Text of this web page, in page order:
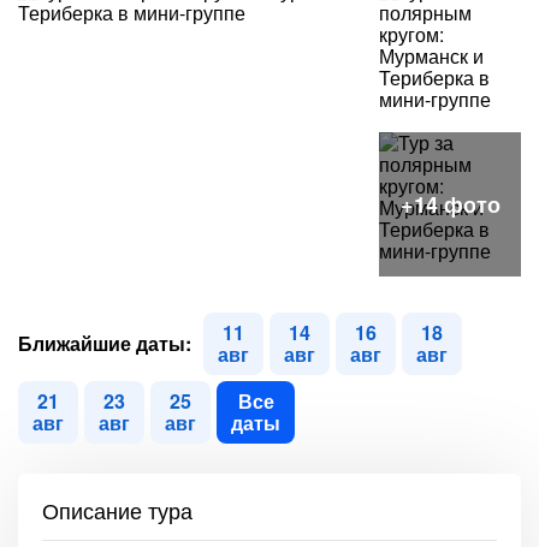
Ближайшие даты: 11
авг
14
авг
16
авг
18
авг
21
авг
23
авг
25
авг
Все
даты
Описание тура